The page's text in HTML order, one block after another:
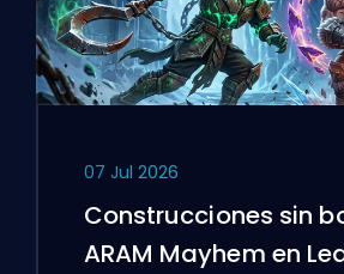
07 Jul 2026
Construcciones sin
ARAM Mayhem en